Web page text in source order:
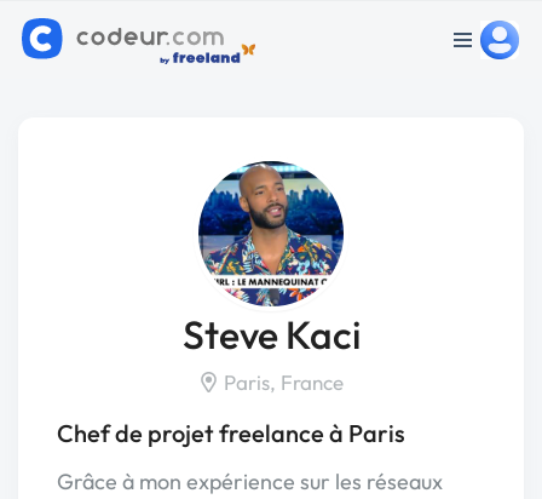
Steve Kaci
Paris, France
Chef de projet freelance à Paris
Grâce à mon expérience sur les réseaux